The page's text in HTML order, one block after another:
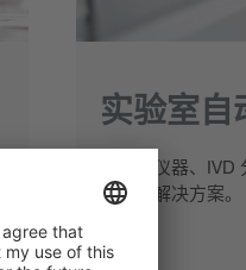
实验室自
预分析仪器、
传感器解决方案。